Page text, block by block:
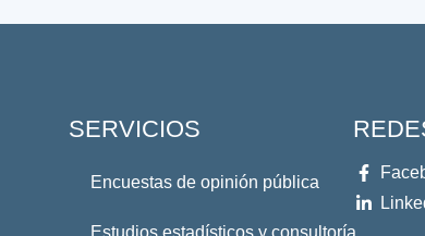
SERVICIOS
Encuestas de opinión pública